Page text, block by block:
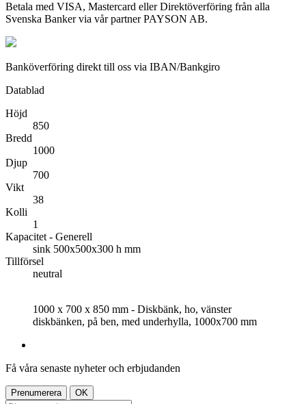
Betala med VISA, Mastercard eller Direktöverföring från alla
Svenska Banker via vår partner PAYSON AB.
Banköverföring direkt till oss via IBAN/Bankgiro
Datablad
Höjd
850
Bredd
1000
Djup
700
Vikt
38
Kolli
1
Kapacitet - Generell
sink 500x500x300 h mm
Tillförsel
neutral
1000 x 700 x 850 mm - Diskbänk, ho, vänster
diskbänken, på ben, med underhylla, 1000x700 mm
Få våra senaste nyheter och erbjudanden